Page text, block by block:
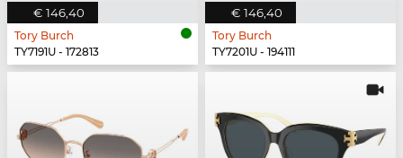
€ 146,40
Tory Burch
TY7191U - 172813
€ 146,40
Tory Burch
TY7201U - 194111